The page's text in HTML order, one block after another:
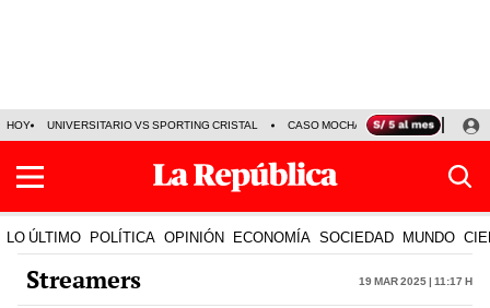
HOY UNIVERSITARIO VS SPORTING CRISTAL CASO MOCHASUELDOS
LO ÚLTIMO POLÍTICA OPINIÓN ECONOMÍA SOCIEDAD MUNDO
Streamers 19 Mar 2025 | 11:17 h